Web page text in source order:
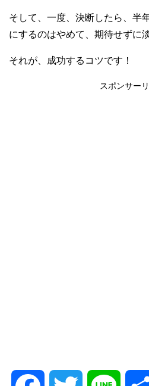
そして、一度、決断したら、半
にするのはやめて、期待せずに
それが、成功するコツです！
スポンサー